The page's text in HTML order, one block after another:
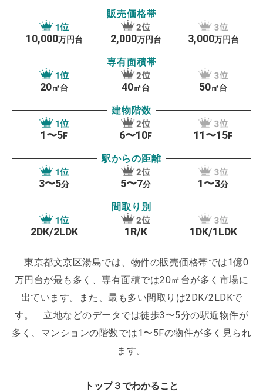
育てを応援」することに徹しています。文京区子育
てサポーター認定制度などは、まさにこの一環の活
環境づくりが魅力の一つとなっているのです。天皇
の執刀医が在籍されている「順天堂大学病院」をは
じめ、数々の名高い大学病院がここ文京区に集結し
ているのも魅力の一つといえます。
（東京大学付属
病院・東京医科歯科大学病院など）街づくりの全体
が「住みやすさ」を重視していることから、治安が
良いのも特徴です。
犯罪件数が東京都内で大変低い
も理由としてあげられるでしょう。
文京区といえば
おなじみの「東京ドーム」。プロ野球観戦はもちろ
どといった多彩なイベントが展開されています。客
層も幅広いことから、東京ドームを中心としたまち
づくりに力が込められており、今後の文京区エリア
に目が離せません！
販売価格帯
10,000万円台 2,000万円台 3,000万円台
専有面積帯
20㎡台 40㎡台 50㎡台
建物階数
1〜5F 6〜10F 11〜15F
駅からの距離
3〜5分 5〜7分 1〜3分
間取り別
2DK/2LDK 1R/K 1DK/1LDK
東京都文京区湯島では、物件の販売価格帯では1億0
万円台が最も多く、専有面積では20㎡台が多く市場に
出ています。また、最も多い間取りは2DK/2LDKで
す。
立地などのデータでは徒歩3〜5分の駅近物件が
多く、マンションの階数では1〜5Fの物件が多く見られ
ます。
トップ３でわかること